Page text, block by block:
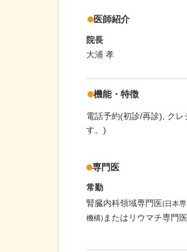
医師紹介
院長
大浦 孝
機能・特徴
電話予約(初診/再診) クレ
す。)
専門医
常勤
腎臓内科領域専門医(日本
機構)またはリウマチ専門医